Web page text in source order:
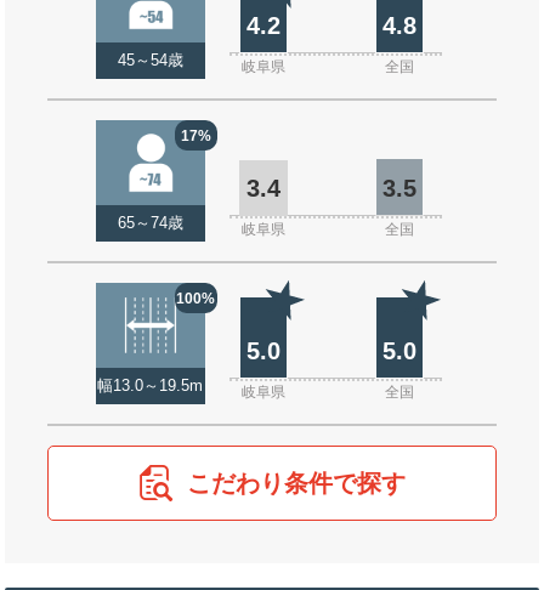
45～54歳
4.2 4.8
岐阜県 全国
17%
65～74歳
3.4 3.5
岐阜県 全国
100%
幅13.0～19.5m
5.0 5.0
岐阜県 全国
こだわり条件で探す